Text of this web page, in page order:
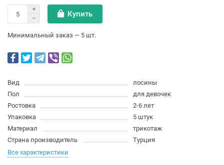
Купить
Минимальный заказ — 5 шт.
Вид
лосины
Пол
для девочек
Ростовка
2-6 лет
Упаковка
5 штук
Материал
трикотаж
Страна производитель
Турция
Все характеристики